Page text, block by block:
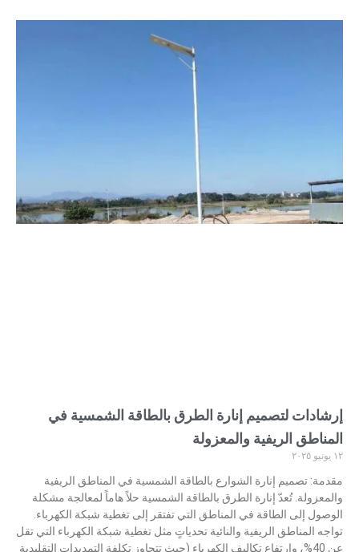
إرشادات لتصميم إنارة الطرق بالطاقة الشمسية في
المناطق الريفية والمعزولة
١٢ يونيو ٢٠٢٥
مقدمة: تصميم إنارة الشوارع بالطاقة الشمسية في المناطق الريفية
والمعزولة. تُعدّ إنارة الطرق بالطاقة الشمسية حلاً هاماً لمعالجة مشكلة
الوصول إلى الطاقة في المناطق التي تفتقر إلى تغطية شبكة الكهرباء.
تواجه المناطق الريفية والنائية تحدياتٍ مثل تغطية شبكة الكهرباء التي تقل
عن 40%، وارتفاع تكاليف الكهرباء (حيث تتجاوز تكلفة التمديدات التقليدية